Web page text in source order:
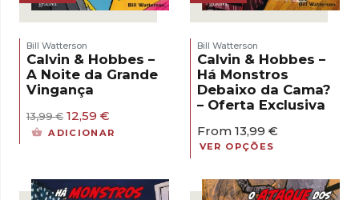
Bill Watterson
Calvin & Hobbes –
A Noite da Grande
Vingança
13,99€ O
preço
12,59 €
preço
ADICIONAR
Bill Watterson
Calvin & Hobbes –
Há Monstros
Debaixo da Cama?
– Oferta Exclusiva
From 13,99 €
VER OPÇÕES